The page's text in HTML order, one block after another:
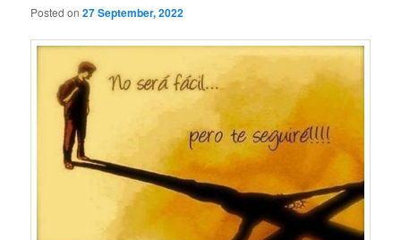
Posted on27 September, 2022